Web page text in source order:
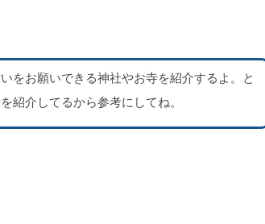
をお願いできる神社やお寺を紹介するよ。
と
紹介 してるから参考にしてね。